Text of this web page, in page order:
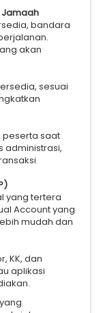
Jamaah
bandara
akan
sesuai
peserta saat
administrasi,
yang tertera
Account yang
mudah dan
KK, dan
aplikasi